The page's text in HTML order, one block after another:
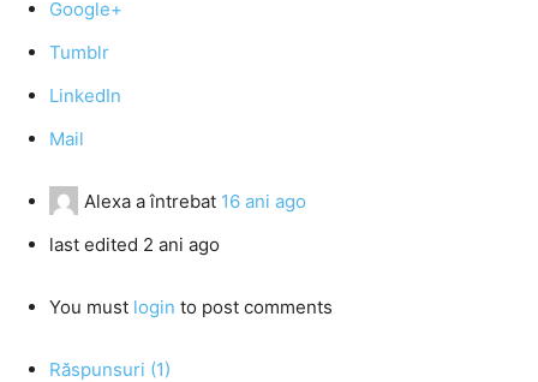
Google+
Tumblr
LinkedIn
Mail
Alexa a întrebat 16 ani ago
last edited 2 ani ago
You must login to post comments
Răspunsuri (1)